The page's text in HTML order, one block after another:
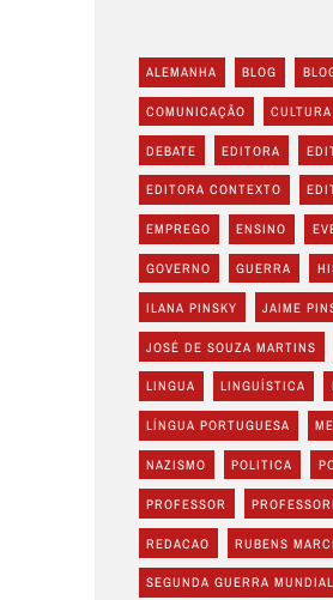
ALEMANHA BLOG
COMUNICAÇÃO CULTURA
DEBATE EDITORA
EDITORA CONTEXTO
EMPREGO ENSINO
GOVERNO GUERRA
ILANA PINSKY JAIME
JOSÉ DE SOUZA MARTINS
LINGUA LINGUÍSTICA
LÍNGUA PORTUGUESA
NAZISMO POLITICA
PROFESSOR
REDACAO RUBENS
SEGUNDA GUERRA MUNDIAL